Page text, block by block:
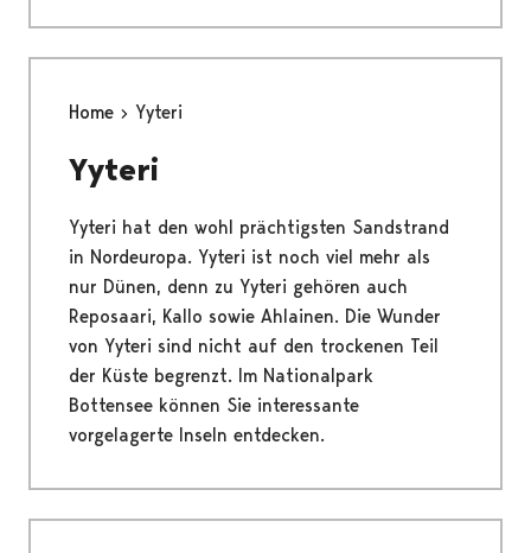
Home Yyteri
Yyteri
Yyteri hat den wohl prächtigsten Sandstrand
in Nordeuropa. Yyteri ist noch viel mehr als
nur Dünen, denn zu Yyteri gehören auch
Reposaari, Kallo sowie Ahlainen. Die Wunder
von Yyteri sind nicht auf den trockenen Teil
der Küste begrenzt. Im Nationalpark
Bottensee können Sie interessante
vorgelagerte Inseln entdecken.